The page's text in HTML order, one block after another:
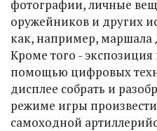
фотографии, личные
оружейников и других
как, например, маршала
Кроме того - экспозиция
помощью цифровых
дисплее собрать и
режиме игры произвести
самоходной